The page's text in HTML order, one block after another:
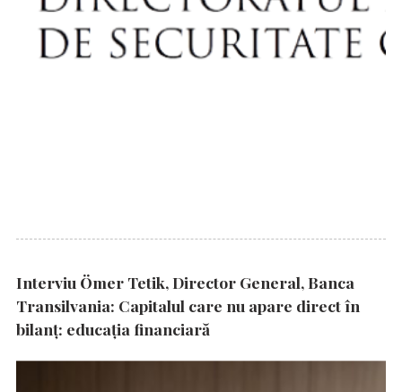
Interviu Ömer Tetik, Director General, Banca
Transilvania: Capitalul care nu apare direct în
bilanț: educația financiară